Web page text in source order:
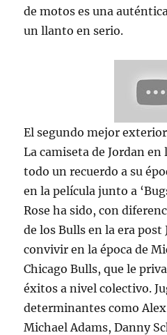
de motos es una
un llanto en serio.
El segundo mejor
La camiseta de Jordan en
todo un recuerdo a su
en la película junto a
Rose ha sido, con
de los Bulls en la era post
convivir en la época de
Chicago Bulls, que le
éxitos a nivel colectivo.
determinantes como
Michael Adams, Danny